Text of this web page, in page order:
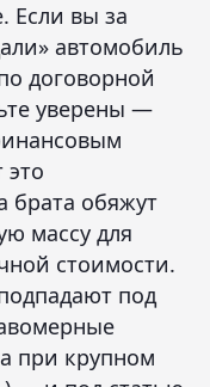
Если вы за
автомобиль
договорной
уверены —
брата обяжут
массу для
стоимости.
под
при крупном